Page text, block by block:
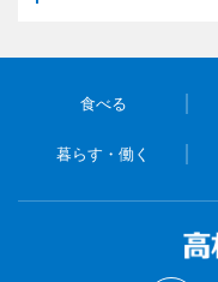
食べる
暮らす・働く